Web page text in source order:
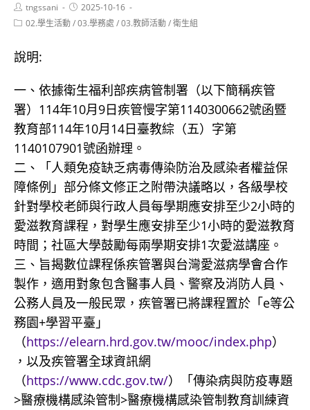
Post
author:
tngssani
Post
published:
2025-10-16
Post02.學生活動/03.學務處 /03.教師活動/衛生組
說明:
一、依據衛生福利部疾病管制署（以下簡稱疾管
署）114年10月9日疾管慢字第1140300662號函暨
教育部114年10月14日臺教綜（五）字第
1140107901號函辦理。
二、「人類免疫缺乏病毒傳染防治及感染者權益保
障條例」部分條文修正之附帶決議略以，各級學校
針對學校老師與行政人員每學期應安排至少2小時的
愛滋教育課程，對學生應安排至少1小時的愛滋教育
時間；社區大學鼓勵每兩學期安排1次愛滋講座。
三、旨揭數位課程係疾管署與台灣愛滋病學會合作
製作，適用對象包含醫事人員、警察及消防人員、
公務人員及一般民眾，疾管署已將課程置於「e等公
務園+學習平臺」
（https://elearn.hrd.gov.tw/mooc/index.php）
，以及疾管署全球資訊網
（https://www.cdc.gov.tw/）「傳染病與防疫專題
>醫療機構感染管制>醫療機構感染管制教育訓練資